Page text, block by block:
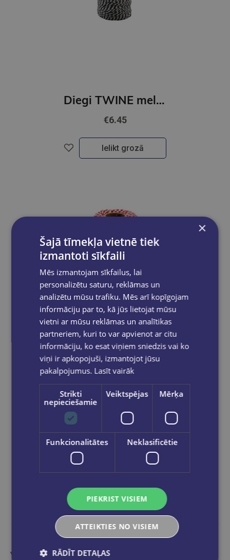
Diegi TWINE melns/balts 2mm
€6.45
Ielikt grozā
Diegi TWINE sarkans/balts 2mm
€6.45
Ielikt grozā
Vairāk nekā grāmatnīca
×
Šajā tīmekļa vietnē tiek
izmantoti sīkfaili
Mēs izmantojam sīkfailus, lai
personalizētu saturu, reklāmas un
analizētu mūsu trafiku. Mēs arī kopīgojam
informāciju par to, kā jūs lietojat mūsu
vietni ar mūsu reklāmas un analītikas
partneriem, kuri to var apvienot ar citu
informāciju, ko esat viņiem sniedzis vai ko
viņi ir apkopojuši, izmantojot jūsu
pakalpojumus. Lasīt vairāk
Strikti
nepieciešamie
Veiktspējas Mērķa
Funkcionalitātes Neklasificētie
PIEKRIST VISIEM
ATTEIKTIES NO VISIEM
RĀDĪT DETAĻAS